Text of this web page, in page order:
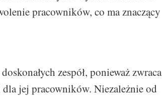
pracowników, co ma znaczący
zespół, ponieważ zwraca
jej pracowników. Niezależnie od